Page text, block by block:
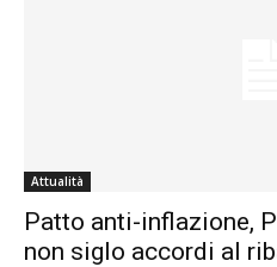
Attualità
Patto anti-inflazione,
non siglo accordi al